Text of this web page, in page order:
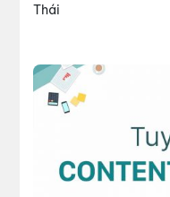
Thái